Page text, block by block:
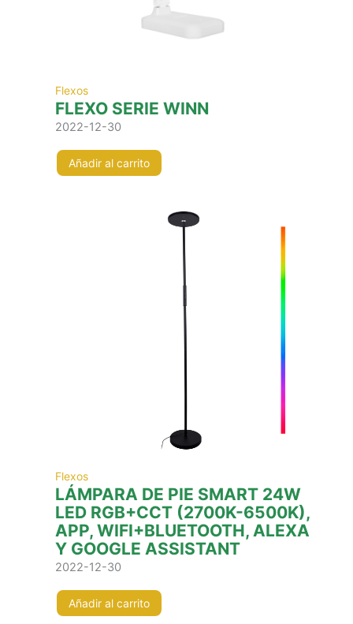
Flexos
FLEXO SERIE WINN
2022-12-30
Añadir al carrito
Flexos
LÁMPARA DE PIE SMART 24W
LED RGB+CCT (2700K-6500K),
APP, WIFI+BLUETOOTH, ALEXA
Y GOOGLE ASSISTANT
2022-12-30
Añadir al carrito